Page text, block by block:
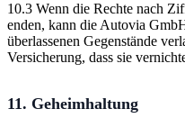
10.3 Wenn die Rechte nach
enden, kann die Autovia
überlassenen Gegenstände
Versicherung, dass sie
11. Geheimhaltung